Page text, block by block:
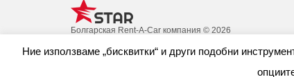
Болгарская Rent-A-Car компания © 2026
Ние използваме „бисквитки“ и други подобни